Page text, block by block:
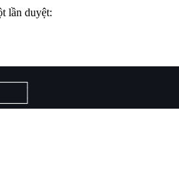
lần duyệt:
│